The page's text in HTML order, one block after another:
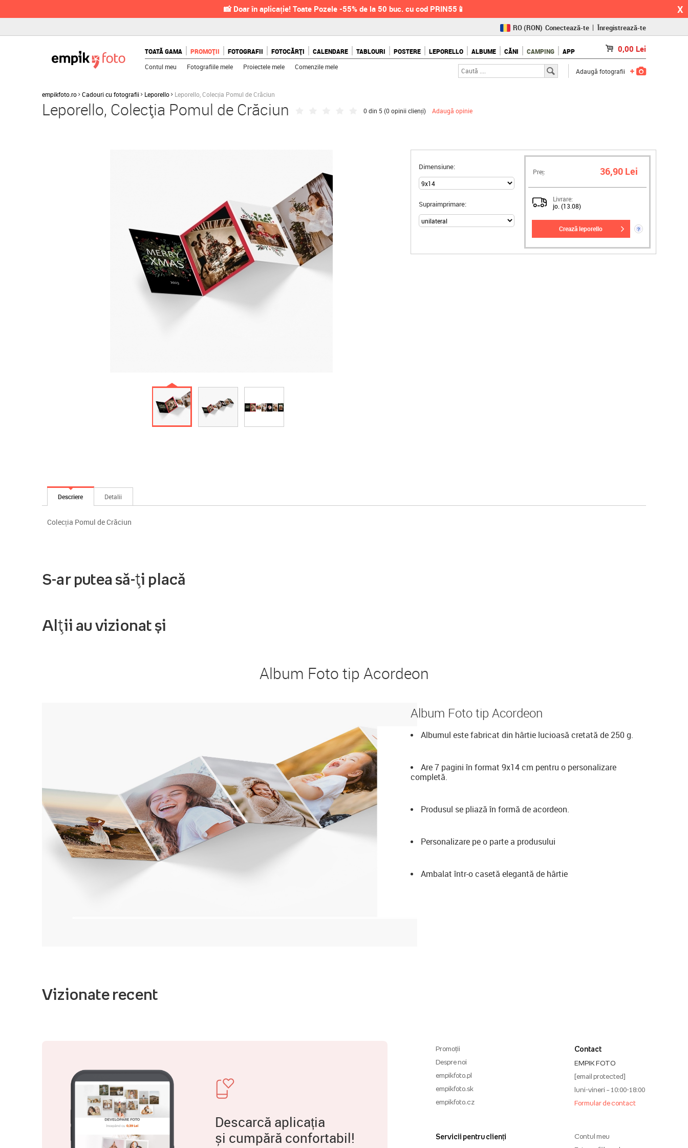
📸 Doar în aplicație! Toate Pozele -55% de la 50 buc. cu cod PRIN55📱 X
(KČ)
SK(€)
RO(RON) Conectează-te Înregistrează-te
TOATĂ GAMA PROMOȚII FOTOGRAFII FOTOCĂRȚI CALENDARE TABLOURI POSTERE LEPORELLO ALBUME CĂNI CAMPING APP 0,00 Lei
Contul meu Fotografiile mele Proiectele mele Comenzile mele
Adaugă fotografii
empikfoto.ro Cadouri cu fotografii Leporello Leporello, Colecția Pomul de Crăciun
Leporello, Colecția Pomul de Crăciun 0 din 5 (0 opinii clienți) Adaugă opinie
Dimensiune:
Supraimprimare:
Preț: 36,90 Lei
Livrare:
jo. (13.08)
crează leporello ?
Descriere Detalii
Colecția Pomul de Crăciun
S-ar putea să-ți placă
Alții au vizionat și
Album Foto tip Acordeon
Album Foto tip Acordeon
Albumul este fabricat din hârtie lucioasă cretată de 250 g.
Are 7 pagini în format 9x14 cm pentru o personalizare
completă.
Produsul se pliază în formă de acordeon.
Personalizare pe o parte a produsului
Ambalat într-o casetă elegantă de hârtie
Vizionate recent
Descarcă aplicația
și cumpără confortabil!
Promoții
Despre noi
empikfoto.pl
empikfoto.sk
empikfoto.cz
Servicii pentru clienți
Contact
EMPIK FOTO
[email protected]
luni-vineri – 10:00-18:00
Formular de contact
Contul meu